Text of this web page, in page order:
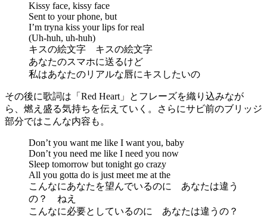
Kissy face, kissy face
Sent to your phone, but
I’m tryna kiss your lips for real
(Uh-huh, uh-huh)
キスの絵文字 キスの絵文字
あなたのスマホに送るけど
私はあなたのリアルな唇にキスしたいの
その後に歌詞は「Red Heart」とフレーズを織り込みなが
ら、燃え盛る気持ちを伝えていく。さらにサビ前のブリッジ
部分ではこんな内容も。
Don’t you want me like I want you, baby
Don’t you need me like I need you now
Sleep tomorrow but tonight go crazy
All you gotta do is just meet me at the
こんなにあなたを望んでいるのに あなたは違う
の？ ねえ
こんなに必要としているのに あなたは違うの？